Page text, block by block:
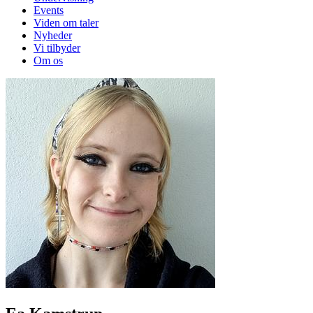
Events
Viden om taler
Nyheder
Vi tilbyder
Om os